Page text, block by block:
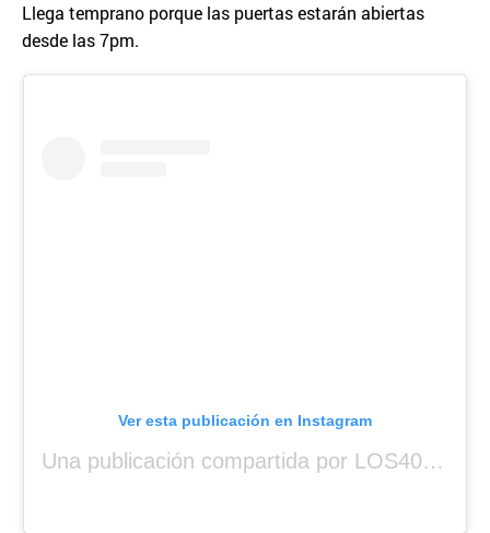
Llega temprano porque las puertas estarán abiertas
desde las 7pm.
Ver esta publicación en Instagram
Una publicación compartida por LOS40 Panamá (@los40panama)